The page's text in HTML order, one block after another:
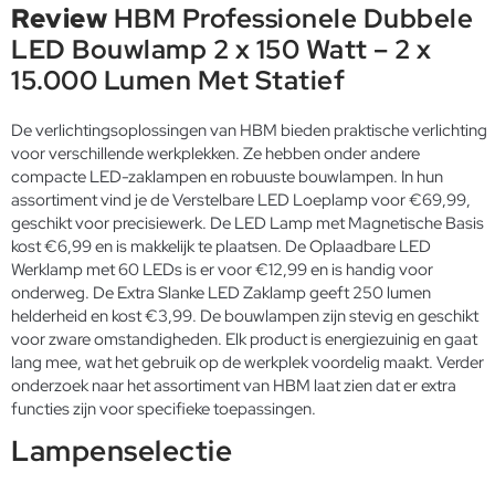
Review HBM Professionele Dubbele
LED Bouwlamp 2 x 150 Watt – 2 x
15.000 Lumen Met Statief
De verlichtingsoplossingen van HBM bieden praktische verlichting
voor verschillende werkplekken. Ze hebben onder andere
compacte LED-zaklampen en robuuste bouwlampen. In hun
assortiment vind je de Verstelbare LED Loeplamp voor €69,99,
geschikt voor precisiewerk. De LED Lamp met Magnetische Basis
kost €6,99 en is makkelijk te plaatsen. De Oplaadbare LED
Werklamp met 60 LEDs is er voor €12,99 en is handig voor
onderweg. De Extra Slanke LED Zaklamp geeft 250 lumen
helderheid en kost €3,99. De bouwlampen zijn stevig en geschikt
voor zware omstandigheden. Elk product is energiezuinig en gaat
lang mee, wat het gebruik op de werkplek voordelig maakt. Verder
onderzoek naar het assortiment van HBM laat zien dat er extra
functies zijn voor specifieke toepassingen.
Lampenselectie